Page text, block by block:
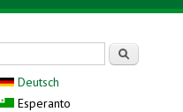
Deutsch
Esperanto